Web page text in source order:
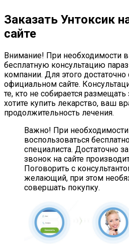
Заказать Унтоксик
сайте
Внимание! При необходимости
бесплатную консультацию
компании. Для этого достаточно
официальном сайте.
те, кто не собирается
хотите купить лекарство, ваш
продолжительность лечения.
Важно! При
воспользоваться
специалиста. Достаточно
звонок на сайте
Поговорить с
желающий, при этом
совершать покупку.